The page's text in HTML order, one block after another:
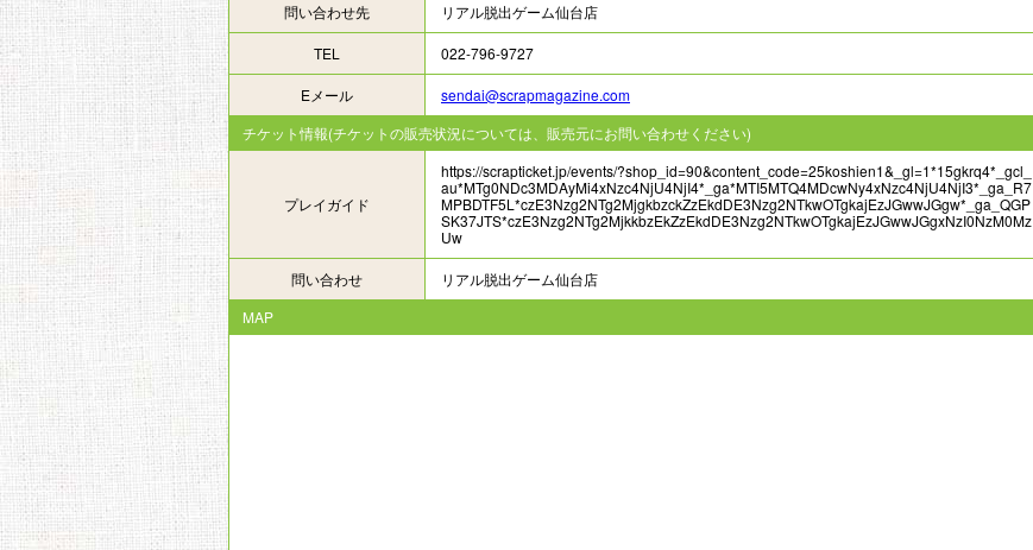
問い合わせ先 リアル脱出ゲーム仙台店
TEL 022-796-9727
Eメール
sendai@scrapmagazine.com
チケット情報(チケットの販売状況については、販売元にお問い合わせください)
プレイガイド
https://scrapticket.jp/events/?shop_id=90&content_code=25koshien1&_gl=1*15gkrq4*_gcl_
au*MTg0NDc3MDAyMi4xNzc4NjU4NjI4*_ga*MTI5MTQ4MDcwNy4xNzc4NjU4NjI3*_ga_R7
MPBDTF5L*czE3Nzg2NTg2MjgkbzckZzEkdDE3Nzg2NTkwOTgkajEzJGwwJGgw*_ga_QGP
SK37JTS*czE3Nzg2NTg2MjkkbzEkZzEkdDE3Nzg2NTkwOTgkajEzJGwwJGgxNzI0NzM0Mz
Uw
問い合わせ
リアル脱出ゲーム仙台店
MAP